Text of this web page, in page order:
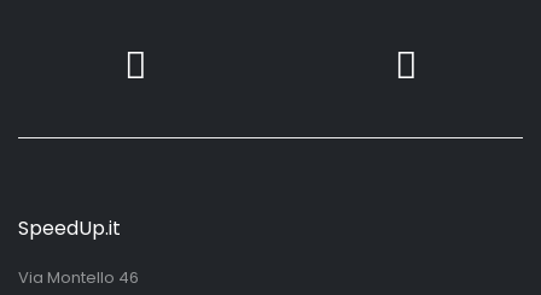
SpeedUp.it
Via Montello 46